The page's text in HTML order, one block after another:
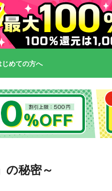
じめての方へ
の秘密～